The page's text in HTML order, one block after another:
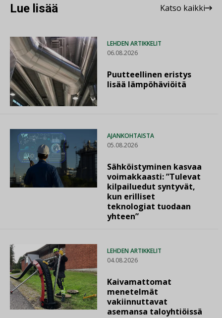
Lue lisää Katso kaikki
LEHDEN ARTIKKELIT
06.08.2026
Puutteellinen eristys
lisää lämpöhäviöitä
AJANKOHTAISTA
05.08.2026
Sähköistyminen kasvaa
voimakkaasti: ”Tulevat
kilpailuedut syntyvät,
kun erilliset
teknologiat tuodaan
yhteen”
LEHDEN ARTIKKELIT
04.08.2026
Kaivamattomat
menetelmät
vakiinnuttavat
asemansa taloyhtiöissä